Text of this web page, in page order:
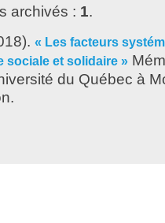
archivés : 1.
« Les facteurs
sociale et solidaire »
du Québec à